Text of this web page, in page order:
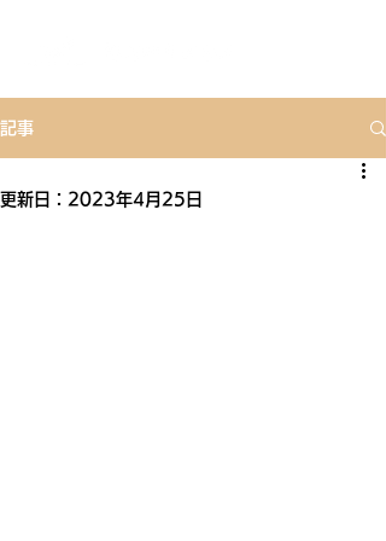
記事
更新日： 2023年4月25日